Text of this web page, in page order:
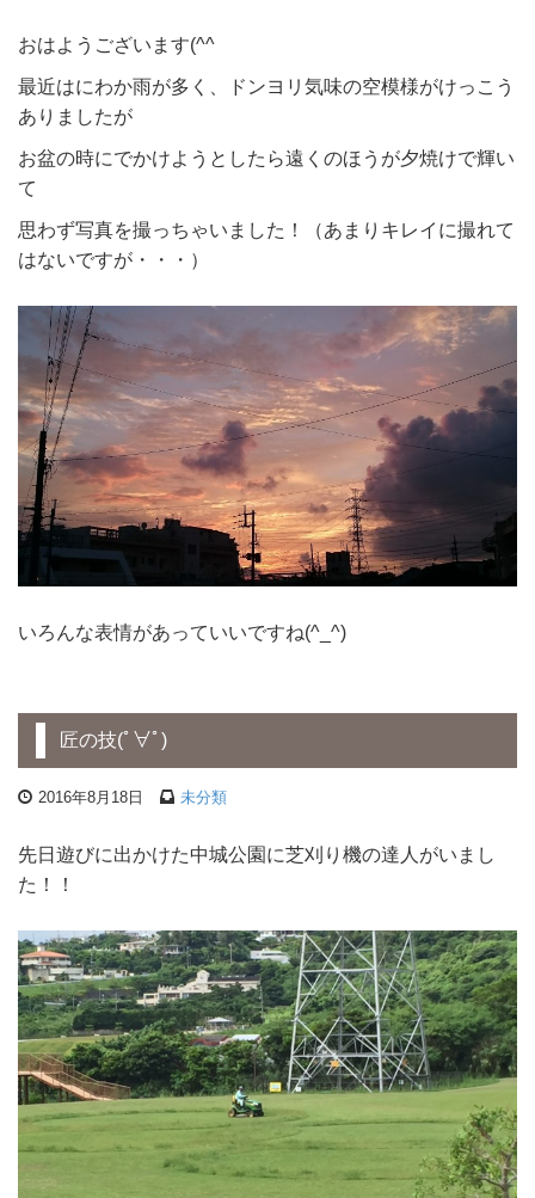
おはようございます(^^ゞ
最近はにわか雨が多く、ドンヨリ気味の空模様がけっこう
ありましたが
お盆の時にでかけようとしたら遠くのほうが夕焼けで輝い
て
思わず写真を撮っちゃいました！（あまりキレイに撮れて
はないですが・・・）
いろんな表情があっていいですね(^_^)
匠の技(ﾟ∀ﾟ)
2016年8月18日 未分類
先日遊びに出かけた中城公園に芝刈り機の達人がいまし
た！！